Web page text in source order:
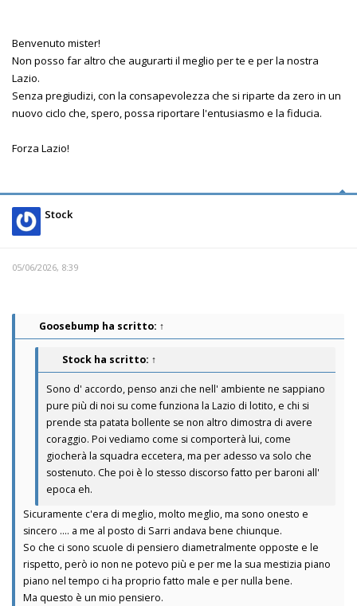
Benvenuto mister!
Non posso far altro che augurarti il meglio per te e per la nostra
Lazio.
Senza pregiudizi, con la consapevolezza che si riparte da zero in un
nuovo ciclo che, spero, possa riportare l'entusiasmo e la fiducia.
Forza Lazio!
Stock
05/06/2026, 8:39
Goosebump ha scritto: ↑
Stock ha scritto: ↑
Sono d' accordo, penso anzi che nell' ambiente ne sappiano
pure più di noi su come funziona la Lazio di lotito, e chi si
prende sta patata bollente se non altro dimostra di avere
coraggio. Poi vediamo come si comporterà lui, come
giocherà la squadra eccetera, ma per adesso va solo che
sostenuto. Che poi è lo stesso discorso fatto per baroni all'
epoca eh.
Sicuramente c'era di meglio, molto meglio, ma sono onesto e
sincero .... a me al posto di Sarri andava bene chiunque.
So che ci sono scuole di pensiero diametralmente opposte e le
rispetto, però io non ne potevo più e per me la sua mestizia piano
piano nel tempo ci ha proprio fatto male e per nulla bene.
Ma questo è un mio pensiero.